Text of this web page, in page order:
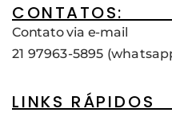
CONTATOS:____
Contato via e-mail
21 97963-5895
LINKS